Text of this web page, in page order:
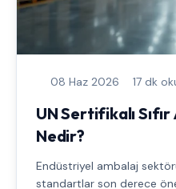
08 Haz 2026 17 dk
UN Sertifikalı
Nedir?
Endüstriyel ambalaj
standartlar son derece